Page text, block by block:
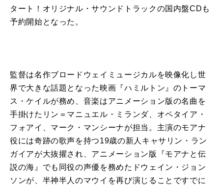
タート！オリジナル・サウンドトラックの国内盤CDも
予約開始となった。
監督は名作ブロードウェイミュージカルを映像化し世
界で大きな話題となった映画『ハミルトン』のトーマ
ス・ケイルが務め、音楽はアニメーション版の名曲を
手掛けたリン＝マニュエル・ミランダ、オペタイア・
フォアイ、マーク・マンシーナが担当。主演のモアナ
役には奇跡の歌声を持つ19歳の新人キャサリン・ラン
ガイアが大抜擢され、アニメーション版『モアナと伝
説の海』でも同役の声優を務めたドウェイン・ジョン
ソンが、半神半人のマウイを再び演じることですでに